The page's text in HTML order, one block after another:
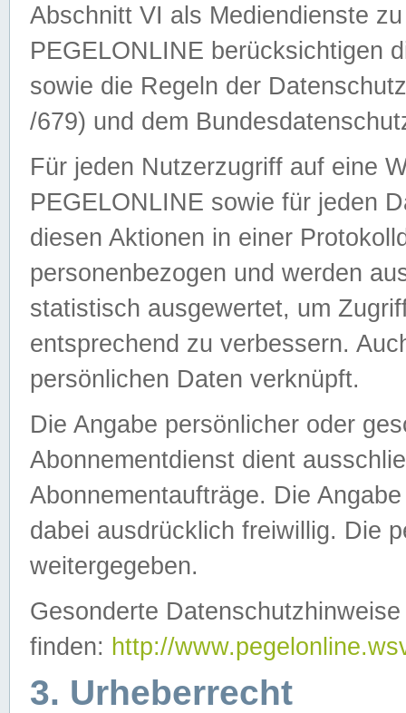
Abschnitt VI als Mediendienste
PEGELONLINE berücksichtigen
sowie die Regeln der
/679) und dem
Für jeden Nutzerzugriff auf eine
PEGELONLINE sowie für jeden
diesen Aktionen in einer
personenbezogen und werden
statistisch ausgewertet, um
entsprechend zu verbessern.
persönlichen Daten verknüpft.
Die Angabe persönlicher oder
Abonnementdienst dient
Abonnementaufträge. Die
dabei ausdrücklich freiwillig. Die
weitergegeben.
Gesonderte
finden: http://
3. Urheberrecht